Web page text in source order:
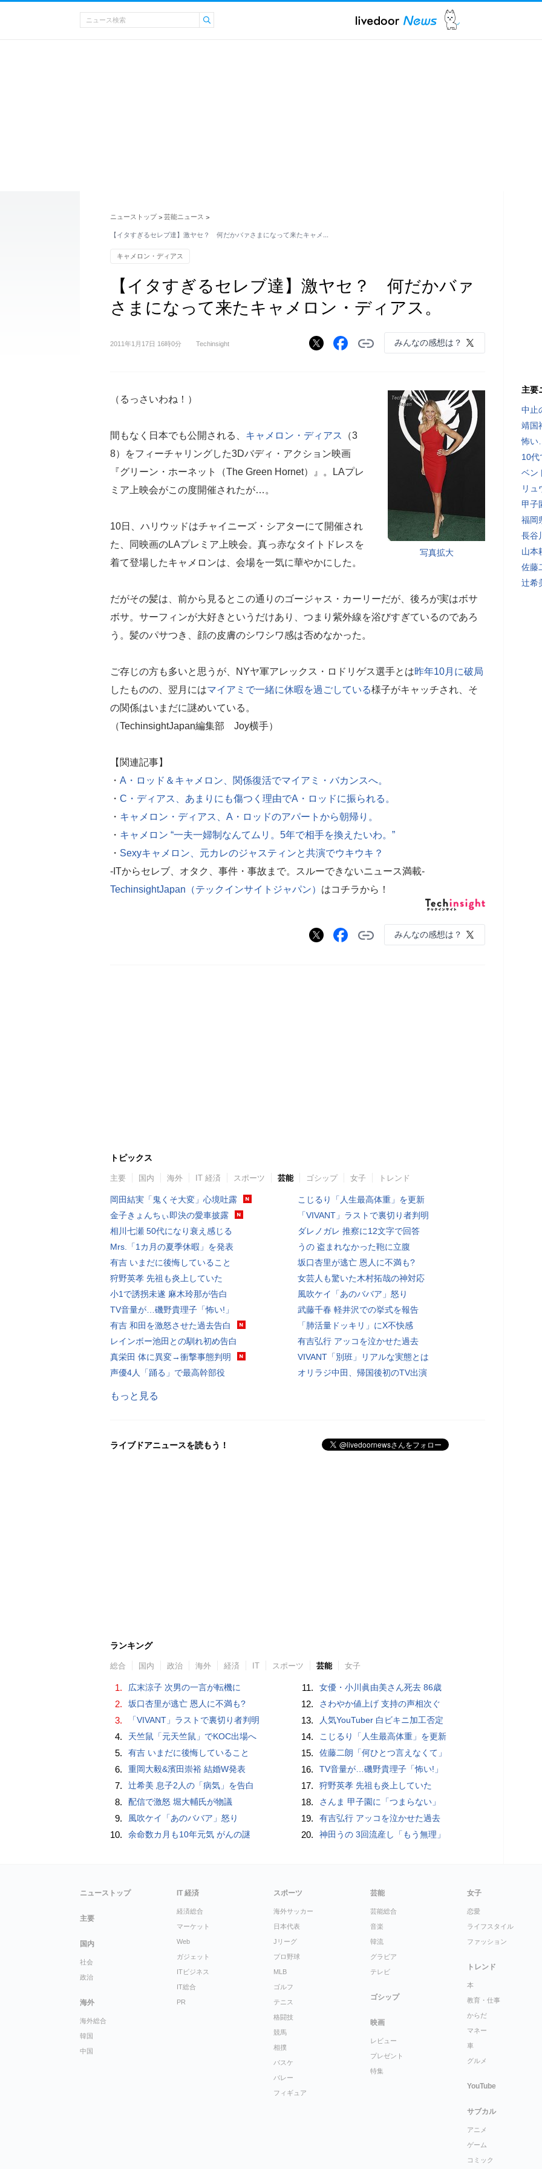
ニューストップ > 芸能ニュース >
【イタすぎるセレブ達】激ヤセ？ 何だかバァさまになって来たキャメ…
キャメロン・ディアス
【イタすぎるセレブ達】激ヤセ？ 何だかバァ
さまになって来たキャメロン・ディアス。
2011年1月17日 16時0分 Techinsight みんなの感想は？
写真拡大
（るっさいわね！）
間もなく日本でも公開される、 キャメロン・ディアス
（3
8）をフィーチャリングした3Dバディ・アクション映画
『グリーン・ホーネット（The Green Hornet）』。LAプレ
ミア上映会がこの度開催されたが…。
10日、ハリウッドはチャイニーズ・シアターにて開催され
た、同映画のLAプレミア上映会。真っ赤なタイトドレスを
着て登場したキャメロンは、会場を一気に華やかにした。
だがその髪は、前から見るとこの通りのゴージャス・カーリーだが、後ろが実はボサ
ボサ。サーフィンが大好きというだけあり、つまり紫外線を浴びすぎているのであろ
う。髪のパサつき、顔の皮膚のシワシワ感は否めなかった。
ご存じの方も多いと思うが、NYヤ軍アレックス・ロドリゲス選手とは昨年10月に破局
したものの、翌月にはマイアミで一緒に休暇を過ごしている様子がキャッチされ、そ
の関係はいまだに謎めいている。
（TechinsightJapan編集部 Joy横手）
【関連記事】
・ A・ロッド＆キャメロン、関係復活でマイアミ・バカンスへ。
・ C・ディアス、あまりにも傷つく理由でA・ロッドに振られる。
・ キャメロン・ディアス、A・ロッドのアパートから朝帰り。
・ キャメロン “一夫一婦制なんてムリ。5年で相手を換えたいわ。”
・ Sexyキャメロン、元カレのジャスティンと共演でウキウキ？
-ITからセレブ、オタク、事件・事故まで。スルーできないニュース満載-
TechinsightJapan（テックインサイトジャパン） はコチラから！
みんなの感想は？
トピックス
主要 国内 海外 IT 経済 スポーツ 芸能 ゴシップ 女子 トレンド
岡田結実「鬼くそ大変」心境吐露
金子きょんちぃ即決の愛車披露
相川七瀬 50代になり衰え感じる
Mrs.「1カ月の夏季休暇」を発表
有吉 いまだに後悔していること
狩野英孝 先祖も炎上していた
小1で誘拐未遂 麻木玲那が告白
TV音量が…磯野貴理子「怖い!」
有吉 和田を激怒させた過去告白
レインボー池田との馴れ初め告白
真栄田 体に異変→衝撃事態判明
声優4人「踊る」で最高幹部役
こじるり「人生最高体重」を更新
「VIVANT」ラストで裏切り者判明
ダレノガレ 推察に12文字で回答
うの 盗まれなかった鞄に立腹
坂口杏里が逃亡 恩人に不満も?
女芸人も驚いた木村拓哉の神対応
風吹ケイ「あのババア」怒り
武藤千春 軽井沢での挙式を報告
「肺活量ドッキリ」にX不快感
有吉弘行 アッコを泣かせた過去
VIVANT「別班」リアルな実態とは
オリラジ中田、帰国後初のTV出演
もっと見る
ライブドアニュースを読もう！
ランキング
総合 国内 政治 海外 経済 IT スポーツ 芸能 女子
1. 広末涼子 次男の一言が転機に
2. 坂口杏里が逃亡 恩人に不満も?
3. 「VIVANT」ラストで裏切り者判明
4. 天竺鼠「元天竺鼠」でKOC出場へ
5. 有吉 いまだに後悔していること
6. 重岡大毅&濱田崇裕 結婚W発表
7. 辻希美 息子2人の「病気」を告白
8. 配信で激怒 堀大輔氏が物議
9. 風吹ケイ「あのババア」怒り
10. 余命数カ月も10年元気 がんの謎
11. 女優・小川眞由美さん死去 86歳
12. さわやか値上げ 支持の声相次ぐ
13. 人気YouTuber 白ビキニ加工否定
14. こじるり「人生最高体重」を更新
15. 佐藤二朗「何ひとつ言えなくて」
16. TV音量が…磯野貴理子「怖い!」
17. 狩野英孝 先祖も炎上していた
18. さんま 甲子園に「つまらない」
19. 有吉弘行 アッコを泣かせた過去
20. 神田うの 3回流産し「もう無理」
主要
中止
靖国
怖い
10代
ベン
リュ
甲子
福岡
長谷
山本
佐藤
辻希
ニューストップ
主要
国内
社会
政治
海外
海外総合
韓国
中国
IT 経済
経済総合
マーケット
Web
ガジェット
ITビジネス
IT総合
PR
スポーツ
海外サッカー
日本代表
Jリーグ
プロ野球
MLB
ゴルフ
テニス
格闘技
競馬
相撲
バスケ
バレー
フィギュア
芸能
芸能総合
音楽
韓流
グラビア
テレビ
ゴシップ
映画
レビュー
プレゼント
特集
女子
恋愛
ライフスタイル
ファッション
トレンド
本
教育・仕事
からだ
マネー
車
グルメ
YouTube
サブカル
アニメ
ゲーム
コミック